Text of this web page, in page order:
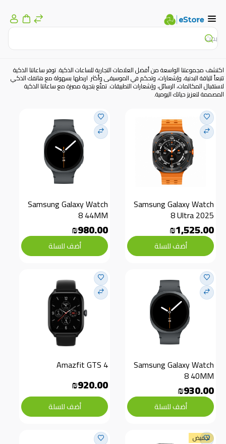
اكتشف مجموعتنا الواسعة من أفضل العلامات التجارية للساعات الذكية. توفر ساعاتنا الذكية
تتبعاً للياقة البدنية، وإشعارات، وتحكم في الموسيقى وأكثر. اربطها بسهولة مع هاتفك الذكي
لاستقبال المكالمات، الرسائل، وإشعارات التطبيقات. تمتّع بتجربة مميزة مع ساعاتنا الذكية
المصممة لتعزيز حياتك اليومية.
8 Ultra 2025
₪1,525.00
أضف للسلة
8 44MM
₪980.00
أضف للسلة
8 40MM
₪930.00
أضف للسلة
Amazfit GTS 4
₪920.00
أضف للسلة
تخفيض